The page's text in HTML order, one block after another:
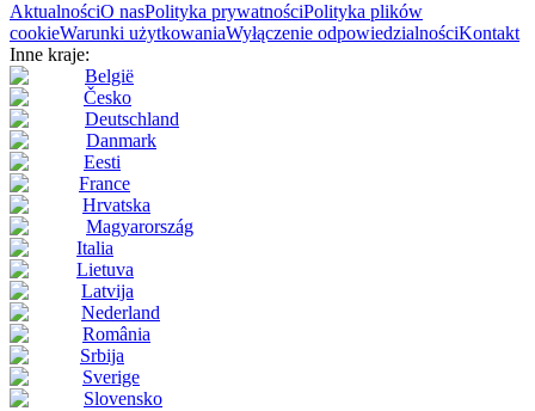
AktualnościO nasPolityka prywatnościPolityka plików
cookieWarunki użytkowaniaWyłączenie odpowiedzialnościKontakt
Inne kraje:
België
Česko
Deutschland
Danmark
Eesti
France
Hrvatska
Magyarország
Italia
Lietuva
Latvija
Nederland
România
Srbija
Sverige
Slovensko